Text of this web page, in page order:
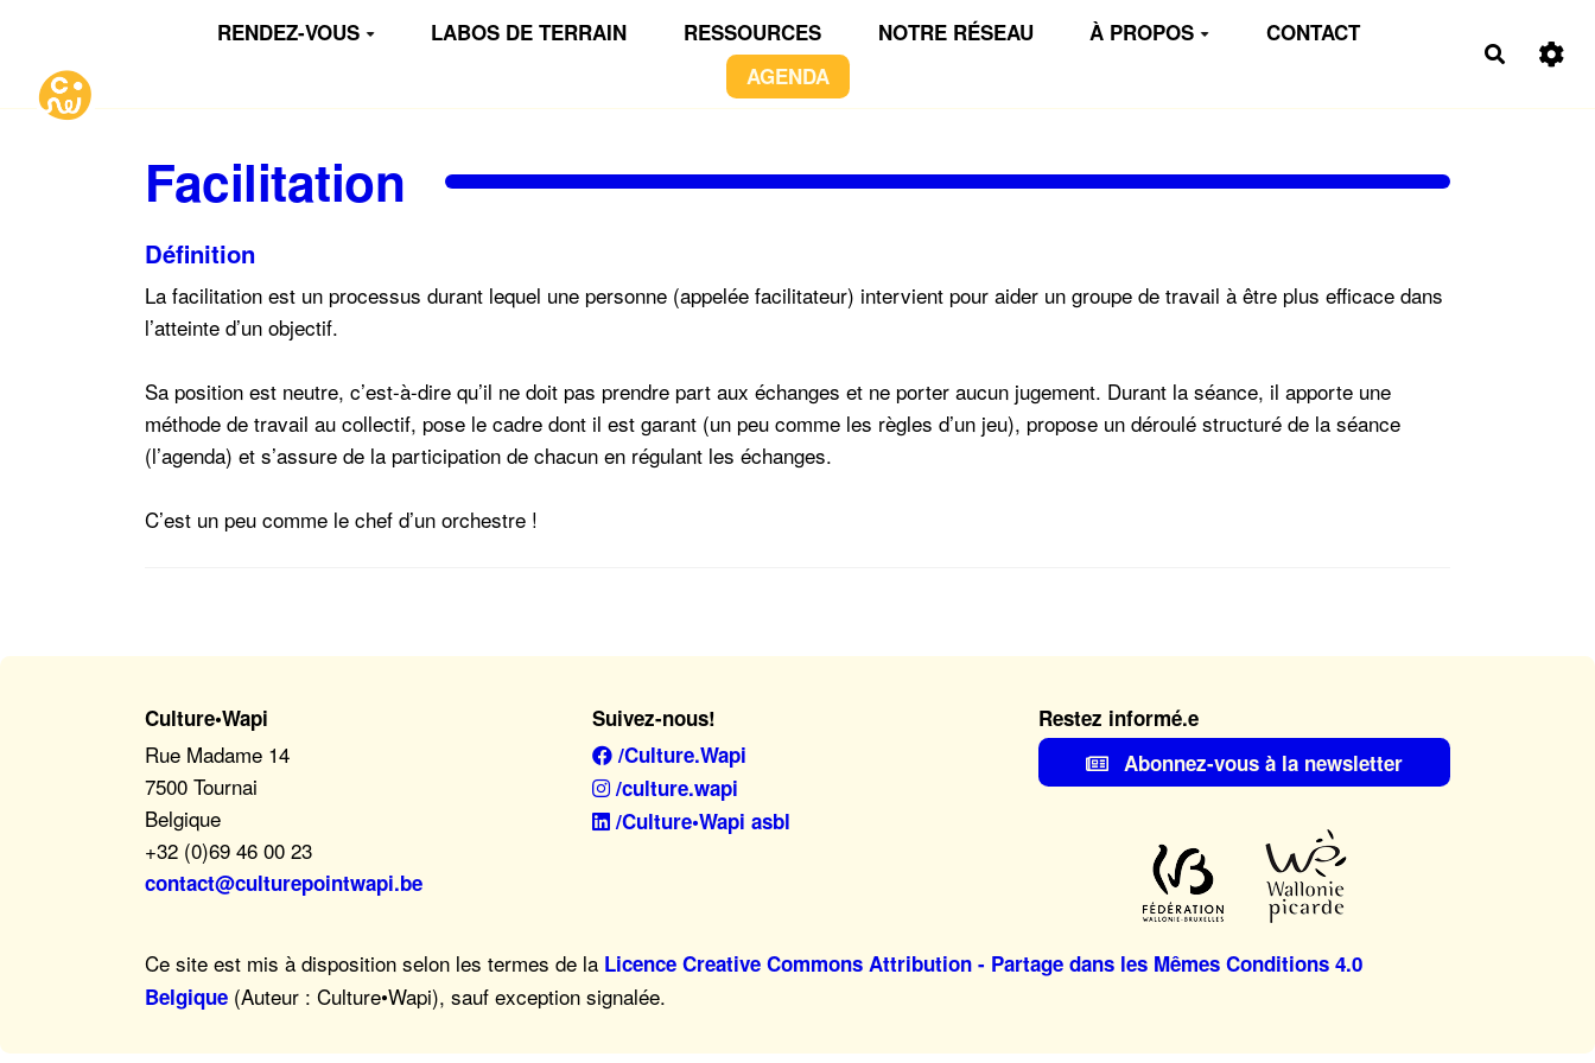
Aller au contenu principalRENDEZ-VOUS LABOS DE TERRAIN RESSOURCES NOTRE RÉSEAU À PROPOS
CONTACT
AGENDA
Facilitation
Définition
La facilitation est un processus durant lequel une personne (appelée facilitateur) intervient pour aider un groupe de travail à être plus efficace dans
l’atteinte d’un objectif.
Sa position est neutre, c’est-à-dire qu’il ne doit pas prendre part aux échanges et ne porter aucun jugement. Durant la séance, il apporte une
méthode de travail au collectif, pose le cadre dont il est garant (un peu comme les règles d’un jeu), propose un déroulé structuré de la séance
(l’agenda) et s’assure de la participation de chacun en régulant les échanges.
C’est un peu comme le chef d’un orchestre !
Culture•Wapi
Rue Madame 14
7500 Tournai
Belgique
+32 (0)69 46 00 23
contact@culturepointwapi.be
Suivez-nous!
/Culture.Wapi
/culture.wapi
/Culture•Wapi asbl
Restez informé.e
Abonnez-vous à la newsletter
Ce site est mis à disposition selon les termes de la Licence Creative Commons Attribution - Partage dans les Mêmes Conditions 4.0
Belgique (Auteur : Culture•Wapi), sauf exception signalée.